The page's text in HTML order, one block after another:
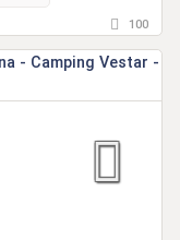
100